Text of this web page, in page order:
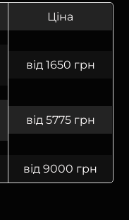
Ціна
від 1650 грн
від 5775 грн
від 9000 грн